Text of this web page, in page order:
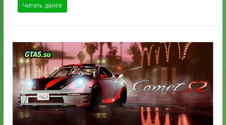
Читать далее